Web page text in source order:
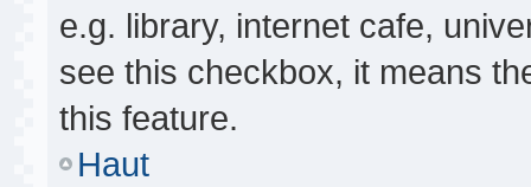
e.g. library, internet cafe,
see this checkbox, it means
this feature.
Haut